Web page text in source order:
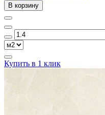
В корзину
Купить в 1 клик